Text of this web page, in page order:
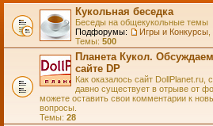
Кукольная беседка
Беседы на общекукольные темы
Подфорумы:
Игры и Конкурсы
Темы: 500
Планета Кукол.
сайте DP
Как оказалось сайт DollPlanet.ru,
давно существует в отрыве от
можете оставить свои комментарии к
вопросы.
Темы: 28